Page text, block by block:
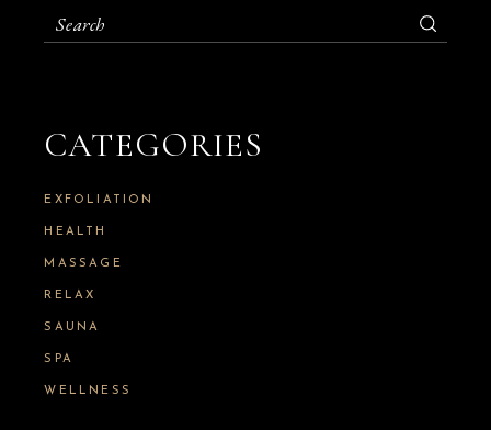
CATEGORIES
EXFOLIATION
HEALTH
MASSAGE
RELAX
SAUNA
SPA
WELLNESS